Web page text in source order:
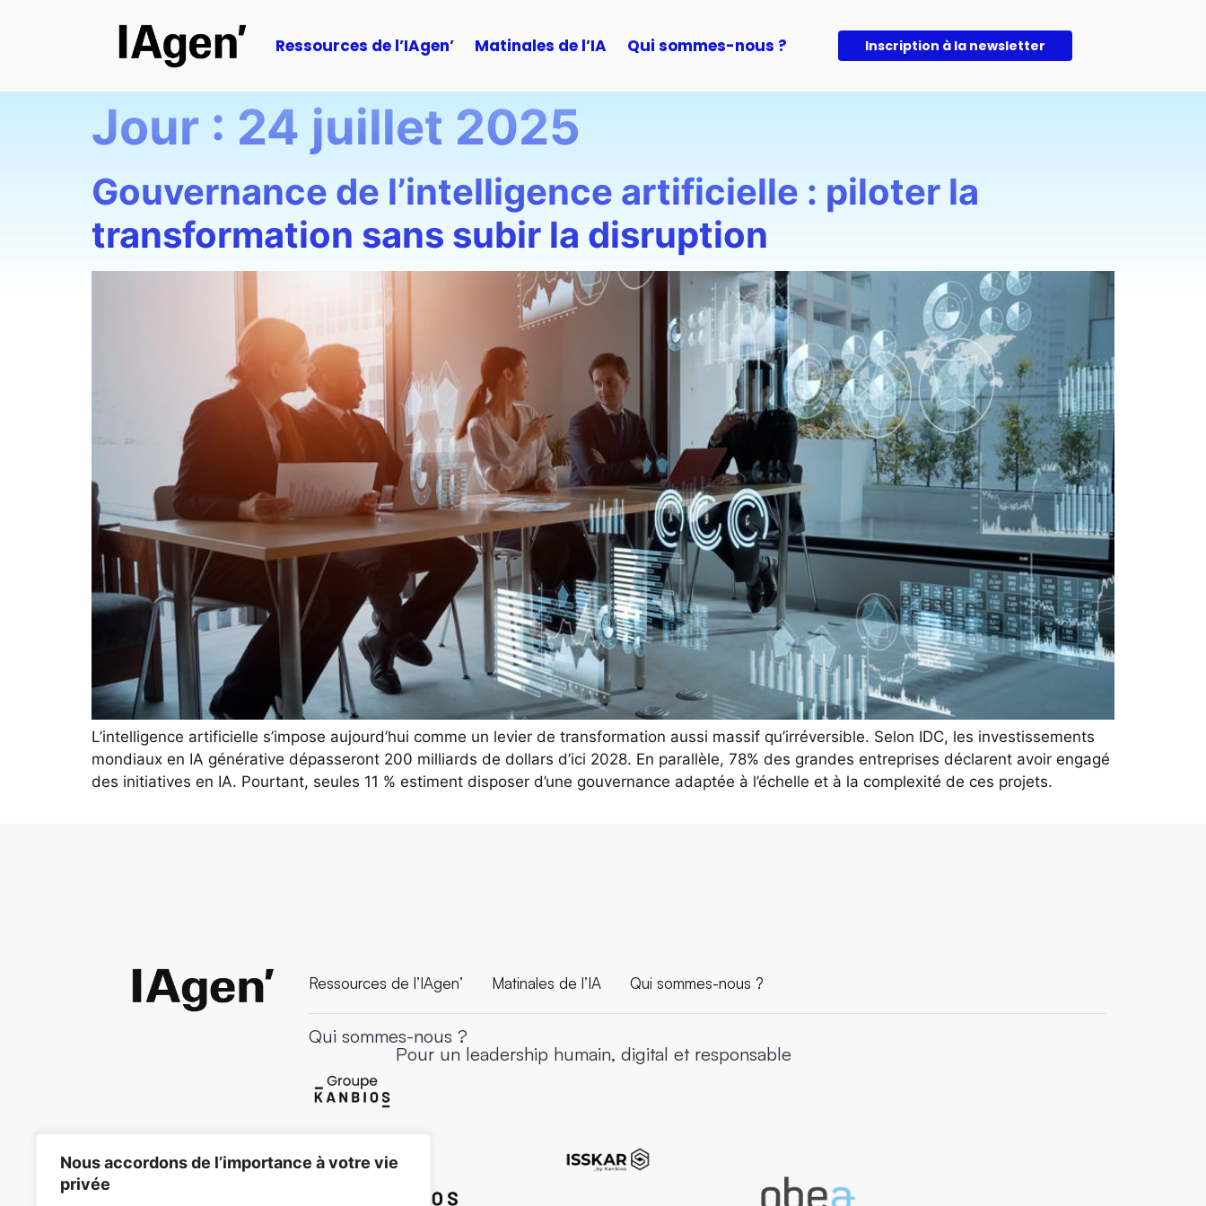
Nous accordons de l’importance à votre vie
privée
Ressources de l’IAgen’ Matinales de l’IA Qui sommes-nous ? Inscription à la newsletter
Jour : 24 juillet 2025
Gouvernance de l’intelligence artificielle : piloter la
transformation sans subir la disruption
L’intelligence artificielle s’impose aujourd’hui comme un levier de transformation aussi massif qu’irréversible. Selon IDC, les investissements
mondiaux en IA générative dépasseront 200 milliards de dollars d’ici 2028. En parallèle, 78% des grandes entreprises déclarent avoir engagé
des initiatives en IA. Pourtant, seules 11 % estiment disposer d’une gouvernance adaptée à l’échelle et à la complexité de ces projets.
Ressources de l’IAgen’ Matinales de l’IA Qui sommes-nous ?
Qui sommes-nous ?
Pour un leadership humain, digital et responsable